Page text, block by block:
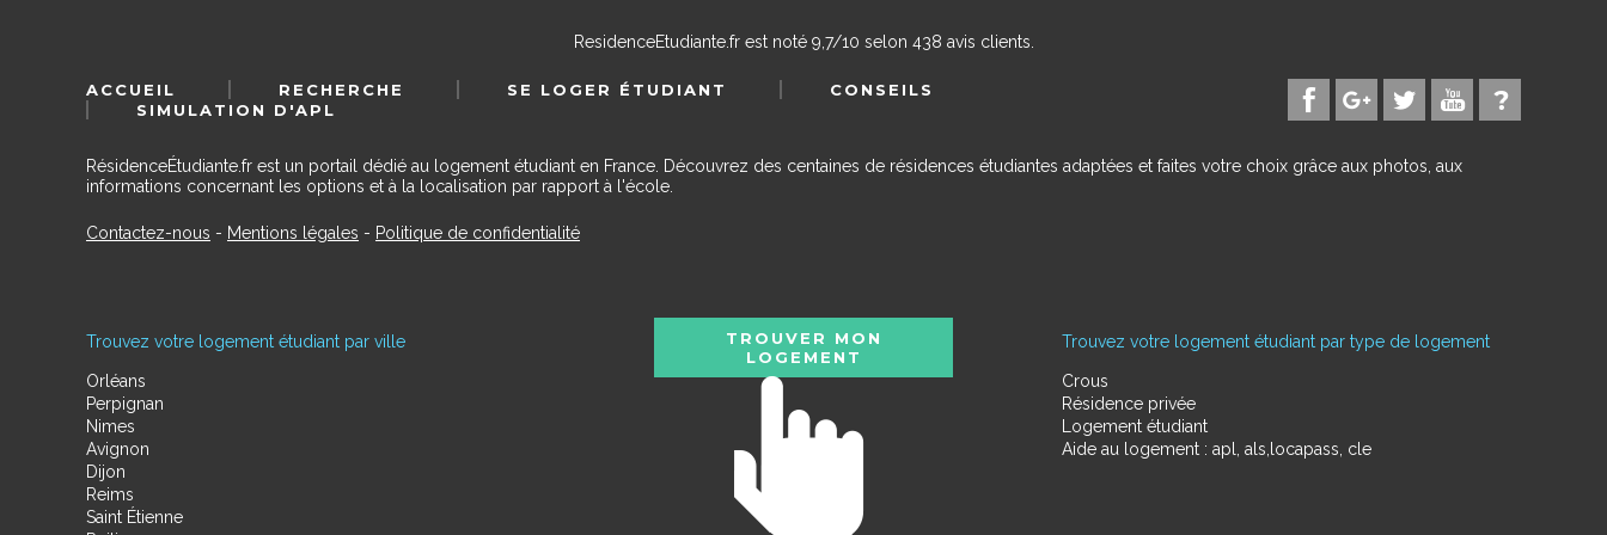
ResidenceEtudiante.frest noté 9,7/10 selon 438 avis clients.
ACCUEIL RECHERCHE SE LOGER ÉTUDIANT
CONSEILS
SIMULATION D'APL
RésidenceÉtudiante.fr est un portail dédié au logement étudiant en France. Découvrez des centaines de résidences étudiantes adaptées et faites votre choix grâce aux photos, aux
informations concernant les options et à la localisation par rapport à l'école.
Contactez-nous - Mentions légales - Politique de confidentialité
Trouvez votre logement étudiant par ville
Orléans
Perpignan
Nimes
Avignon
Dijon
Reims
Saint Étienne
Trouvez votre logement étudiant par type de logement
Crous
Résidence privée
Logement étudiant
Aide au logement : apl, als,locapass, cle
TROUVER MON
LOGEMENT